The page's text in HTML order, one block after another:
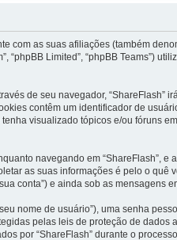
as suas afiliações (também
“phpBB Limited”, “phpBB
de seu navegador,
contêm um identificador de
visualizado tópicos e/ou fóruns
navegando em “ShareFlash”,
as suas informações é pelo o
conta”) e ainda sob as
nome de usuário”), uma senha
pelas leis de proteção de
por “ShareFlash” durante o